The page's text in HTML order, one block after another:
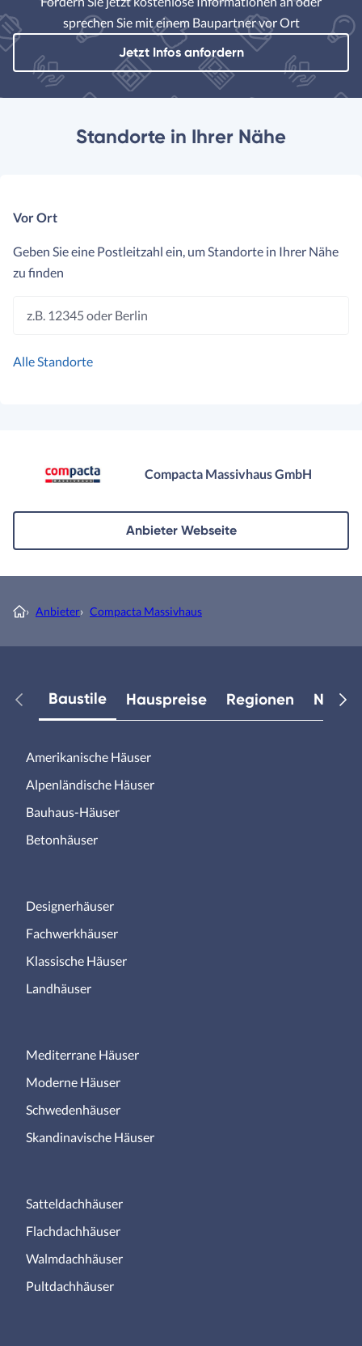
sprechen Sie mit einem Baupartner vor Ort
Jetzt Infos anfordern
Standorte in Ihrer Nähe
Vor Ort
Geben Sie eine Postleitzahl ein, um Standorte in Ihrer Nähe
zu finden
z.B. 12345 oder Berlin
Alle Standorte
Compacta Massivhaus GmbH
Anbieter Webseite
› Anbieter› Compacta Massivhaus
Baustile Hauspreise Regionen
Amerikanische Häuser
Alpenländische Häuser
Bauhaus-Häuser
Betonhäuser
Designerhäuser
Fachwerkhäuser
Klassische Häuser
Landhäuser
Mediterrane Häuser
Moderne Häuser
Schwedenhäuser
Skandinavische Häuser
Satteldachhäuser
Flachdachhäuser
Walmdachhäuser
Pultdachhäuser